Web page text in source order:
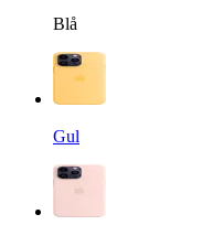
Blå
Gul